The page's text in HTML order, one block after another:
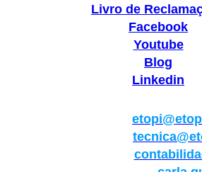
Livro de
Facebook
Youtube
Blog
Linkedin